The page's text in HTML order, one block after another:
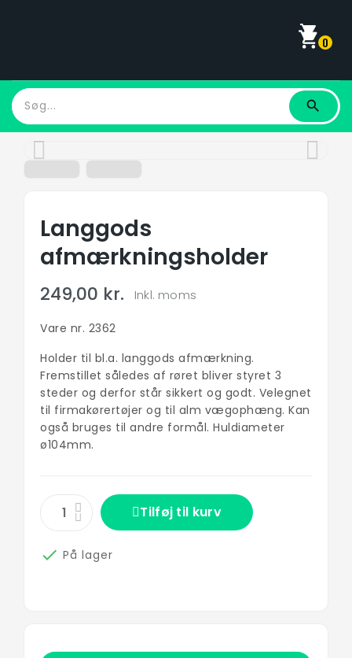
shopping_cart0
Langgods
afmærkningsholder
249,00 kr. Inkl. moms
Vare nr. 2362
Holder til bl.a. langgods afmærkning.
Fremstillet således af røret bliver styret 3
steder og derfor står sikkert og godt. Velegnet
til firmakørertøjer og til alm vægophæng. Kan
også bruges til andre formål. Huldiameter
ø104mm.
Tilføj til kurv
 På lager